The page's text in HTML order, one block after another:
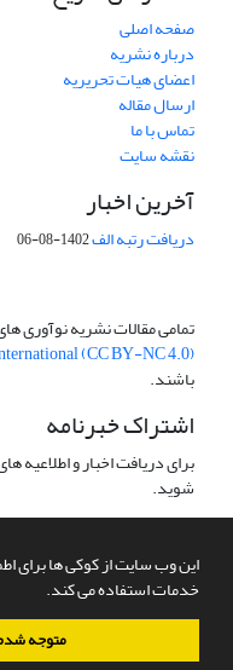
این وب سایت از کوکی ها برای
خدمات استفاده می کند.
متوجه
صفحه اصلی
درباره نشریه
اعضای هیات تحریریه
ارسال مقاله
تماس با ما
نقشه سایت
آخرین اخبار
دریافت رتبه الف1402-08-06
تمامی مقالات نشریه نوآوری
(CC BY-NC 4.0)
باشند.
اشتراک خبرنامه
برای دریافت اخبار و
شوید.
سامانه مدیریت نشریات علمی.